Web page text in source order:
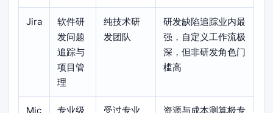
Jira
软件研
发问题
追踪与
项目管
理
纯技术研
发团队
研发缺陷追踪业内最
强，自定义工作流极
深，但非研发角色门
槛高
Mic 专业级 受过专业 资源与成本测算极专